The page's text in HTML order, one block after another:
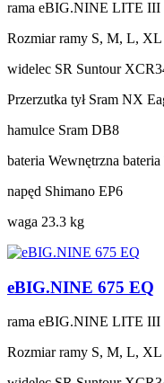
rama eBIG.NINE LITE III
Rozmiar ramy S, M, L, XL
widelec SR Suntour
Przerzutka tył Sram NX
hamulce Sram DB8
bateria Wewnętrzna
napęd Shimano EP6
waga 23.3 kg
eBIG.NINE 675 EQ
rama eBIG.NINE LITE III
Rozmiar ramy S, M, L, XL